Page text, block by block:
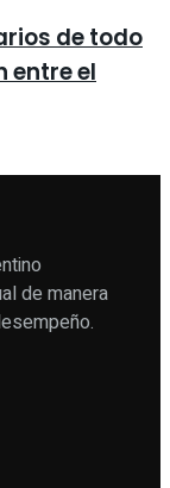
de todo
entre el
de manera